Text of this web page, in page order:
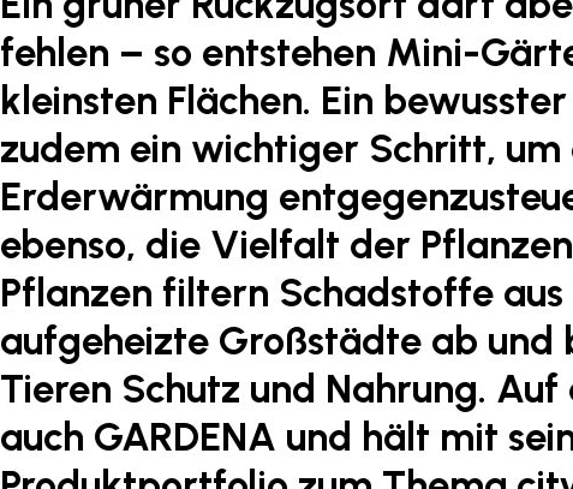
fehlen – so entstehen Mini-
kleinsten Flächen. Ein
zudem ein wichtiger Schritt, um
Erderwärmung
ebenso, die Vielfalt der
Pflanzen filtern Schadstoffe
aufgeheizte Großstädte ab und
Tieren Schutz und Nahrung.
auch GARDENA und hält mit